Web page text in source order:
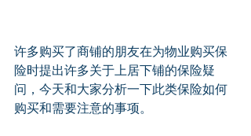
许多购买了商铺的朋友在为物业购买保
险时提出许多关于上居下铺的保险疑
问，今天和大家分析一下此类保险如何
购买和需要注意的事项。